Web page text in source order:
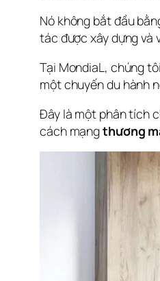
Nó không bắt đầu
tác được xây dựng và
Tại MondiaL, chúng
một chuyến du hành
Đây là một phân tích
cách mạng thương